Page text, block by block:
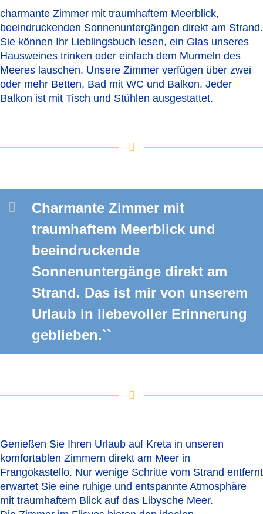
charmante Zimmer mit traumhaftem Meerblick,
beeindruckenden Sonnenuntergängen direkt am Strand.
Sie können Ihr Lieblingsbuch lesen, ein Glas unseres
Hausweines trinken oder einfach dem Murmeln des
Meeres lauschen. Unsere Zimmer verfügen über zwei
oder mehr Betten, Bad mit WC und Balkon. Jeder
Balkon ist mit Tisch und Stühlen ausgestattet.
Charmante Zimmer mit
traumhaftem Meerblick und
beeindruckende
Sonnenuntergänge direkt am
Strand. Das ist mir von unserem
Urlaub in liebevoller Erinnerung
geblieben.``
Genießen Sie Ihren Urlaub auf Kreta in unseren
komfortablen Zimmern direkt am Meer in
Frangokastello. Nur wenige Schritte vom Strand entfernt
erwartet Sie eine ruhige und entspannte Atmosphäre
mit traumhaftem Blick auf das Libysche Meer.